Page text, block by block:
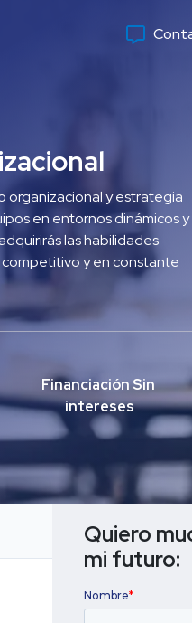
organizacional y estrategia
en entornos dinámicos y
las habilidades
competitivo y en constante
Financiación Sin
intereses
Quiero
mi futuro: